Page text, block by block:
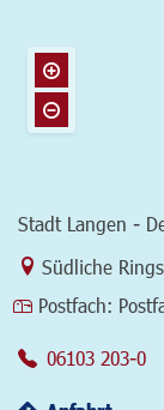
Stadt Langen -
Link zur
Südliche
Postfach:
06103 203-0